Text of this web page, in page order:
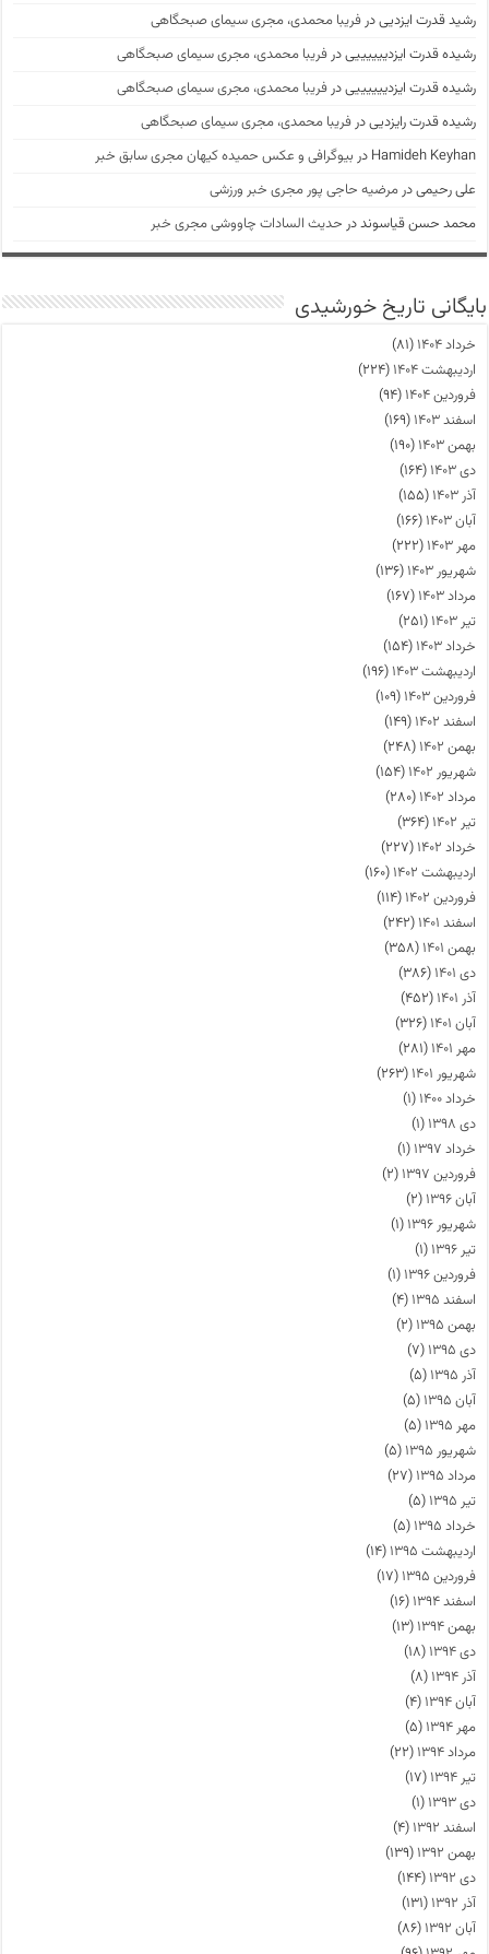
رشید قدرت ایزدییدرفریبا محمدی، مجری سیمای صبحگاهی
رشیده قدرت ایزدیییییییدرفریبا محمدی، مجری سیمای صبحگاهی
رشیده قدرت ایزدیییییییدرفریبا محمدی، مجری سیمای صبحگاهی
رشیده قدرت رایزدییدرفریبا محمدی، مجری سیمای صبحگاهی
Hamideh Keyhan در بیوگرافی و عکس حمیده کیهان مجری سابق خبر
علی رحیمیدرمرضیه حاجی پور مجری خبر ورزشی
محمد حسن قیاسونددر حدیث السادات چاووشی مجری خبر
بایگانی تاریخ خورشیدی
خرداد ۱۴۰۴
(۸۱)
اردیبهشت ۱۴۰۴
(۲۲۴)
فروردین ۱۴۰۴
(۹۴)
اسفند ۱۴۰۳
(۱۶۹)
بهمن ۱۴۰۳
(۱۹۰)
دی ۱۴۰۳
(۱۶۴)
آذر ۱۴۰۳
(۱۵۵)
آبان ۱۴۰۳
(۱۶۶)
مهر ۱۴۰۳
(۲۲۲)
شهریور ۱۴۰۳
(۱۳۶)
مرداد ۱۴۰۳
(۱۶۷)
تیر ۱۴۰۳
(۲۵۱)
خرداد ۱۴۰۳
(۱۵۴)
اردیبهشت ۱۴۰۳
(۱۹۶)
فروردین ۱۴۰۳
(۱۰۹)
اسفند ۱۴۰۲
(۱۴۹)
بهمن ۱۴۰۲
(۲۴۸)
شهریور ۱۴۰۲
(۱۵۴)
مرداد ۱۴۰۲
(۲۸۰)
تیر ۱۴۰۲
(۳۶۴)
خرداد ۱۴۰۲
(۲۲۷)
اردیبهشت ۱۴۰۲
(۱۶۰)
فروردین ۱۴۰۲
(۱۱۴)
اسفند ۱۴۰۱
(۲۴۲)
بهمن ۱۴۰۱
(۳۵۸)
دی ۱۴۰۱
(۳۸۶)
آذر ۱۴۰۱
(۴۵۲)
آبان ۱۴۰۱
(۳۲۶)
مهر ۱۴۰۱
(۲۸۱)
شهریور ۱۴۰۱
(۲۶۳)
خرداد ۱۴۰۰
(۱)
دی ۱۳۹۸
(۱)
خرداد ۱۳۹۷
(۱)
فروردین ۱۳۹۷
(۲)
آبان ۱۳۹۶
(۲)
شهریور ۱۳۹۶
(۱)
تیر ۱۳۹۶
(۱)
فروردین ۱۳۹۶
(۱)
اسفند ۱۳۹۵
(۴)
بهمن ۱۳۹۵
(۲)
دی ۱۳۹۵
(۷)
آذر ۱۳۹۵
(۵)
آبان ۱۳۹۵
(۵)
مهر ۱۳۹۵
(۵)
شهریور ۱۳۹۵
(۵)
مرداد ۱۳۹۵
(۲۷)
تیر ۱۳۹۵
(۵)
خرداد ۱۳۹۵
(۵)
اردیبهشت ۱۳۹۵
(۱۴)
فروردین ۱۳۹۵
(۱۷)
اسفند ۱۳۹۴
(۱۶)
بهمن ۱۳۹۴
(۱۳)
دی ۱۳۹۴
(۱۸)
آذر ۱۳۹۴
(۸)
آبان ۱۳۹۴
(۴)
مهر ۱۳۹۴
(۵)
مرداد ۱۳۹۴
(۲۲)
تیر ۱۳۹۴
(۱۷)
دی ۱۳۹۳
(۱)
اسفند ۱۳۹۲
(۴)
بهمن ۱۳۹۲
(۱۳۹)
دی ۱۳۹۲
(۱۴۴)
آذر ۱۳۹۲
(۱۳۱)
آبان ۱۳۹۲
(۸۶)